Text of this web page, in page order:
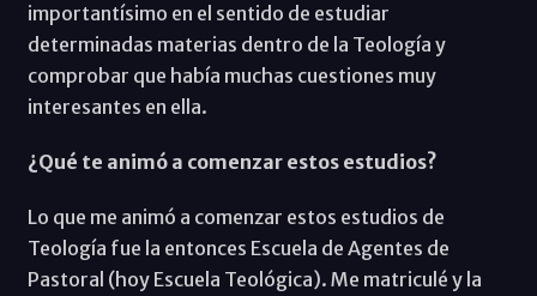
importantísimo en el sentido de estudiar
determinadas materias dentro de la Teología y
comprobar que había muchas cuestiones muy
interesantes en ella.
¿Qué te animó a comenzar estos estudios?
Lo que me animó a comenzar estos estudios de
Teología fue la entonces Escuela de Agentes de
Pastoral (hoy Escuela Teológica). Me matriculé y la